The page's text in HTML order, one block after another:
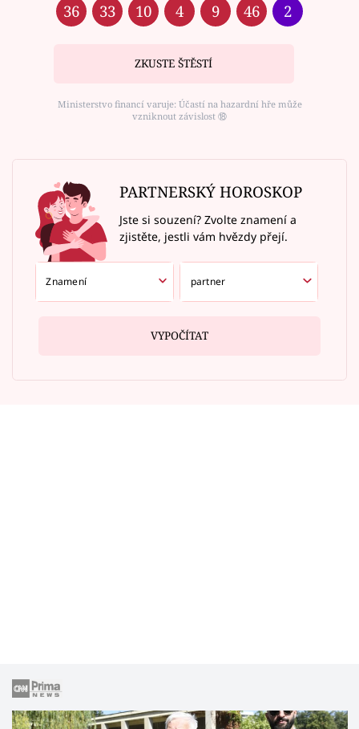
36 33 10 4 9 46 2
ZKUSTE ŠTĚSTÍ
Ministerstvo financí varuje: Účastí na hazardní hře může
vzniknout závislost ⑱
PARTNERSKÝ HOROSKOP
Jste si souzení? Zvolte znamení a
zjistěte, jestli vám hvězdy přejí.
VYPOČÍTAT